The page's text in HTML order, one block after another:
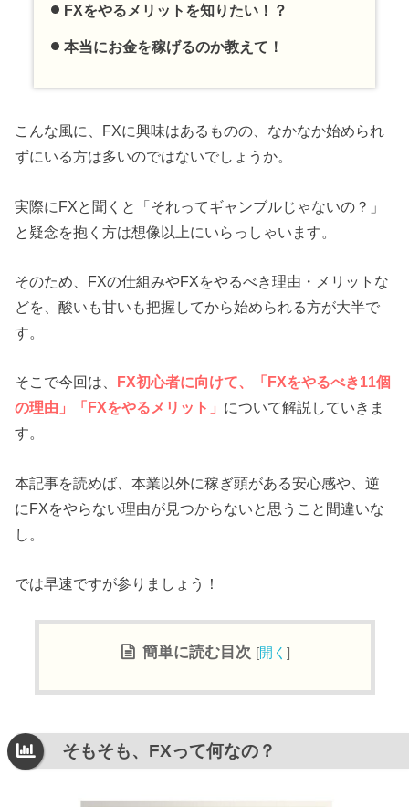
FXをやるメリットを知りたい！？
本当にお金を稼げるのか教えて！
こんな風に、FXに興味はあるものの、なかなか始められ
ずにいる方は多いのではないでしょうか。
実際にFXと聞くと「それってギャンブルじゃないの？」
と疑念を抱く方は想像以上にいらっしゃいます。
そのため、FXの仕組みやFXをやるべき理由・メリットな
どを、酸いも甘いも把握してから始められる方が大半で
す。
そこで今回は、 FX初心者に向けて、「FXをやるべき11個
の理由」「FXをやるメリット」 について解説していきま
す。
本記事を読めば、本業以外に稼ぎ頭がある安心感や、逆
にFXをやらない理由が見つからないと思うこと間違いな
し。
では早速ですが参りましょう！
簡単に読む目次 [開く ]
そもそも、FXって何なの？